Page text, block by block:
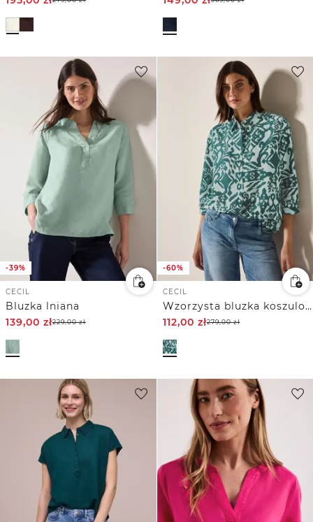
-39%
CECIL
Bluzka lniana
139,00 zł229,00zł
-60%
CECIL
Wzorzysta bluzka koszulowa
112,00 zł279,00zł